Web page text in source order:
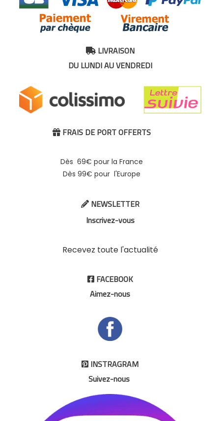
LIVRAISON
DU LUNDI AU VENDREDI
 FRAIS DE PORT OFFERTS
Dès 69€ pour la France
Dès 99€ pour l'Europe
NEWSLETTER
Inscrivez-vous
Recevez toute l'actualité
FACEBOOK
Aimez-nous
 INSTRAGRAM
Suivez-nous